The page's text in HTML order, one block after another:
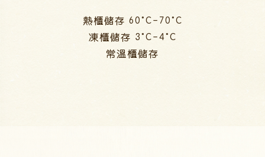
熱櫃儲存 60°C-70°C
凍櫃儲存 3°C-4°C
常溫櫃儲存